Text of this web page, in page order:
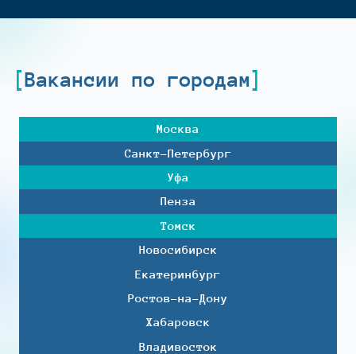
Вакансии по городам
Москва
Санкт-Петербург
Уфа
Пенза
Томск
Новосибирск
Екатеринбург
Ростов-на-Дону
Хабаровск
Владивосток